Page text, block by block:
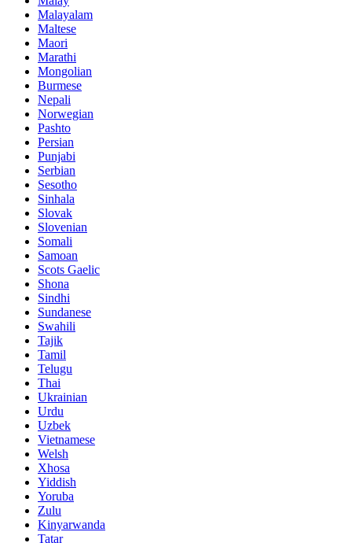
Malayalam
Maltese
Maori
Marathi
Mongolian
Burmese
Nepali
Norwegian
Pashto
Persian
Punjabi
Serbian
Sesotho
Sinhala
Slovak
Slovenian
Somali
Samoan
Scots Gaelic
Shona
Sindhi
Sundanese
Swahili
Tajik
Tamil
Telugu
Thai
Ukrainian
Urdu
Uzbek
Vietnamese
Welsh
Xhosa
Yiddish
Yoruba
Zulu
Kinyarwanda
Tatar